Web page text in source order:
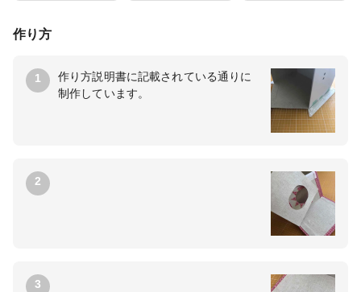
作り方
1
作り方説明書に記載されている通りに
制作しています。
2
3